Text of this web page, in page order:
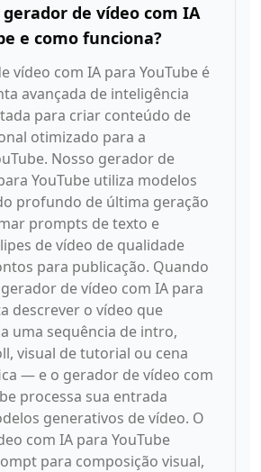
de vídeo com IA
e como funciona?
vídeo com IA para YouTube é
avançada de inteligência
para criar conteúdo de
otimizado para a
Nosso gerador de
YouTube utiliza modelos
profundo de última geração
prompts de texto e
de vídeo de qualidade
para publicação. Quando
de vídeo com IA para
descrever o vídeo que
uma sequência de intro,
visual de tutorial ou cena
— e o gerador de vídeo com
processa sua entrada
generativos de vídeo. O
com IA para YouTube
para composição visual,